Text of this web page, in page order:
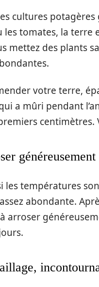
cultures
les tomates, la terre
mettez des plants
votre terre,
a mûri pendant
généreusement
les températures
abondante.
arroser